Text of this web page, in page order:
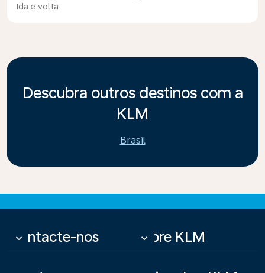
Ida e volta
Descubra outros destinos com a
KLM
Brasil
Contacte-nos
keyboard_arrow_down Sobre KLM
keyboard_arrow_down